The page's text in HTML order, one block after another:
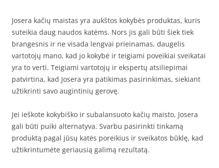
Josera kačių maistas yra aukštos kokybės produktas, kuris
suteikia daug naudos katėms. Nors jis gali būti šiek tiek
brangesnis ir ne visada lengvai prieinamas, daugelis
vartotojų mano, kad jo kokybė ir teigiami poveikiai sveikatai
yra to verti. Teigiami vartotojų ir ekspertų atsiliepimai
patvirtina, kad Josera yra patikimas pasirinkimas, siekiant
užtikrinti savo augintinių gerovę.
Jei ieškote kokybiško ir subalansuoto kačių maisto, Josera
gali būti puiki alternatyva. Svarbu pasirinkti tinkamą
produktą pagal jūsų katės poreikius ir sveikatos būklę, kad
užtikrintumėte geriausią galimą rezultatą.